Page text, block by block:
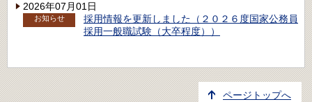
2026年07月01日
お知らせ
採用情報を更新しました（２０２６度国家公務員
採用一般職試験（大卒程度））
ページトップへ